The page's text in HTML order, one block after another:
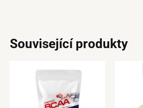
Související produkty